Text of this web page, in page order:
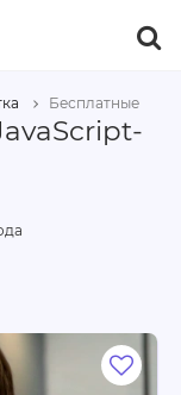
Бесплатные